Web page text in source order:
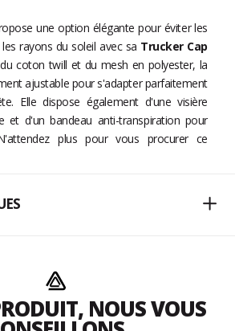
une option élégante pour éviter les
rayons du soleil avec sa Trucker Cap
coton twill et du mesh en polyester, la
ajustable pour s'adapter parfaitement
Elle dispose également d'une visière
et d'un bandeau anti-transpiration pour
plus pour vous procurer ce
NOUS VOUS